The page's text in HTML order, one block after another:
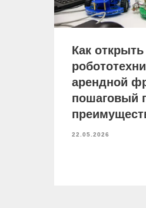
Как
арендной
пошаговый
22.05.2026